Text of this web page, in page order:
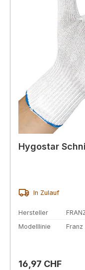
Hygostar
In Zulauf
Hersteller
Modelllinie
Regulärer Preis:
16,97 CHF